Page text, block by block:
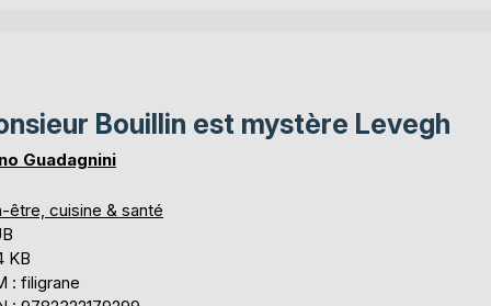
Bouillin est mystère Levegh
Guadagnini
être, cuisine & santé
KB
: filigrane